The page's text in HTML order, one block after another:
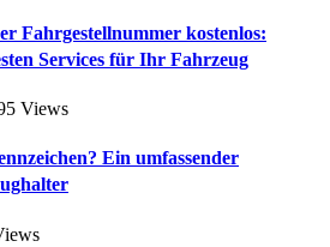
Fahrgestellnummer kostenlos:
Services für Ihr Fahrzeug
Views
Ein umfassender